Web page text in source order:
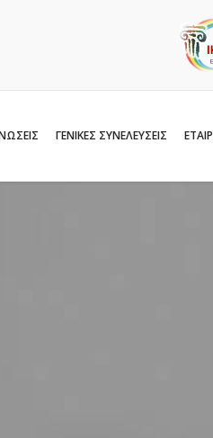
ΓΕΝΙΚΕΣ ΣΥΝΕΛΕΥΣΕΙΣ